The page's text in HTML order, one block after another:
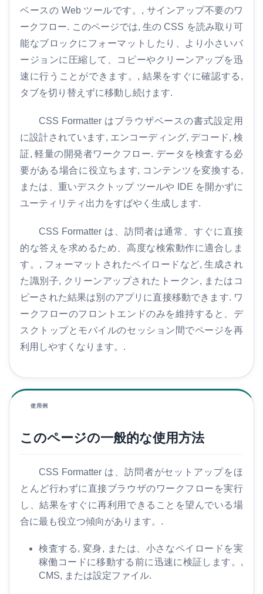
ベースの Web ツールです。, サインアップ不要のワ
ークフロー. このページでは, 生の CSS を読み取り可
能なブロックにフォーマットしたり、より小さいバ
ージョンに圧縮して、コピーやクリーンアップを迅
速に行うことができます。, 結果をすぐに確認する,
タブを切り替えずに移動し続けます.
CSS Formatter はブラウザベースの書式設定用
に設計されています, エンコーディング, デコード, 検
証, 軽量の開発者ワークフロー. データを検査する必
要がある場合に役立ちます, コンテンツを変換する,
または、重いデスクトップ ツールや IDE を開かずに
ユーティリティ出力をすばやく生成します.
CSS Formatter は、訪問者は通常、すぐに直接
的な答えを求めるため、高度な検索動作に適合しま
す。, フォーマットされたペイロードなど, 生成され
た識別子, クリーンアップされたトークン, またはコ
ピーされた結果は別のアプリに直接移動できます. ワ
ークフローのフロントエンドのみを維持すると、デ
スクトップとモバイルのセッション間でページを再
利用しやすくなります。.
使用例
このページの一般的な使用方法
CSS Formatter は、訪問者がセットアップをほ
とんど行わずに直接ブラウザのワークフローを実行
し、結果をすぐに再利用できることを望んでいる場
合に最も役立つ傾向があります。.
検査する, 変身, または、小さなペイロードを実
稼働コードに移動する前に迅速に検証します。,
CMS, または設定ファイル.